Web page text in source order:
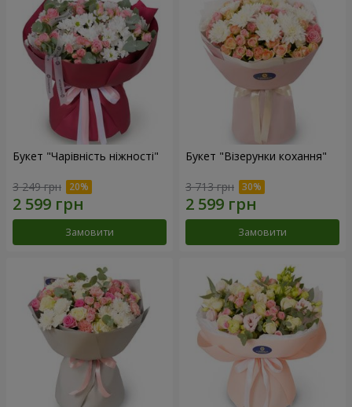
Букет "Чарівність ніжності"
3 249 грн
Замовити
Букет "Візерунки кохання"
3 713 грн
Замовити